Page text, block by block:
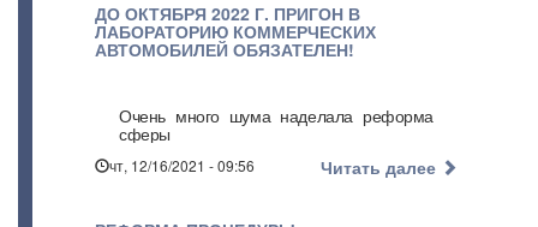
ДО ОКТЯБРЯ 2022 Г. ПРИГОН В
ЛАБОРАТОРИЮ КОММЕРЧЕСКИХ
АВТОМОБИЛЕЙ ОБЯЗАТЕЛЕН!
Очень много шума наделала реформа
сферы
чт, 12/16/2021 - 09:56 Читать далее